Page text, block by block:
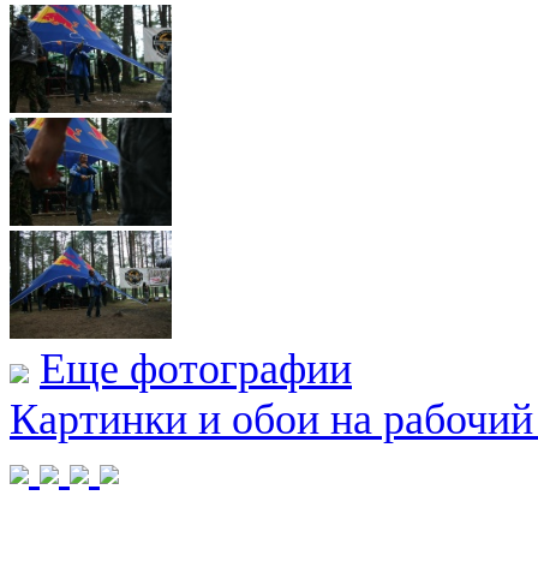
Еще фотографии
Картинки и обои на